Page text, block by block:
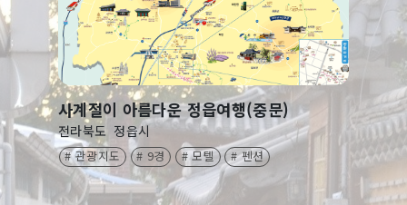
사계절이 아름다운 정읍여행(중문)
전라북도 정읍시
# 관광지도 # 9경 # 모텔 # 펜션